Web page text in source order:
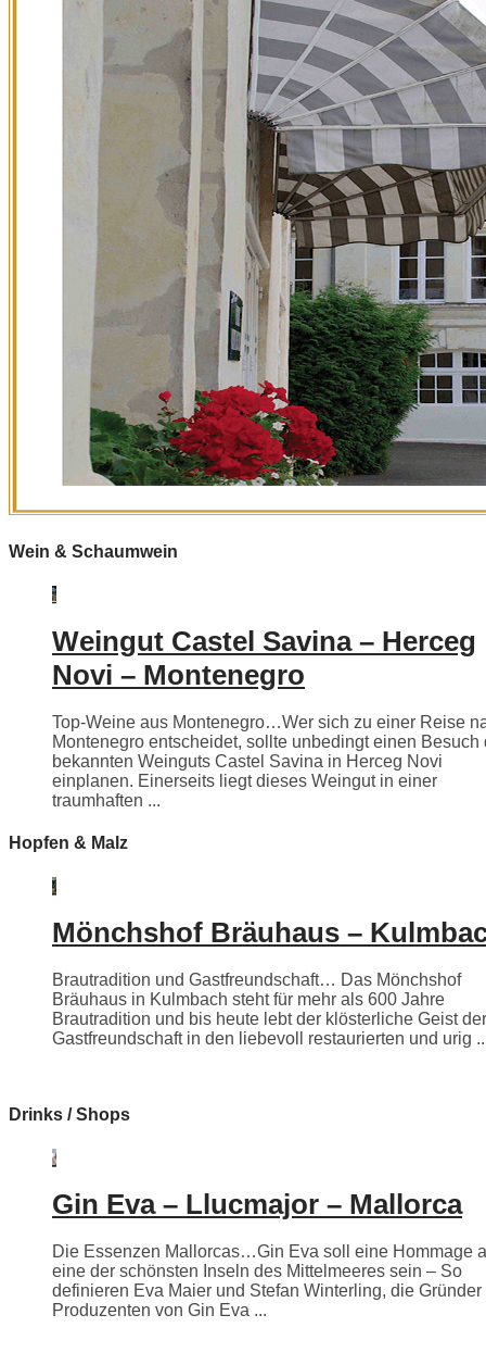
Wein & Schaumwein
Weingut Castel Savina – Herceg
Novi – Montenegro
Top-Weine aus Montenegro…Wer sich zu einer Reise
Montenegro entscheidet, sollte unbedingt einen Besuch
bekannten Weinguts Castel Savina in Herceg Novi
einplanen. Einerseits liegt dieses Weingut in einer
traumhaften ...
Hopfen & Malz
Mönchshof Bräuhaus –
Brautradition und Gastfreundschaft… Das Mönchshof
Bräuhaus in Kulmbach steht für mehr als 600 Jahre
Brautradition und bis heute lebt der klösterliche Geist der
Gastfreundschaft in den liebevoll restaurierten und urig
Drinks / Shops
Gin Eva – Llucmajor – Mallorca
Die Essenzen Mallorcas…Gin Eva soll eine Hommage
eine der schönsten Inseln des Mittelmeeres sein – So
definieren Eva Maier und Stefan Winterling, die Gründer
Produzenten von Gin Eva ...